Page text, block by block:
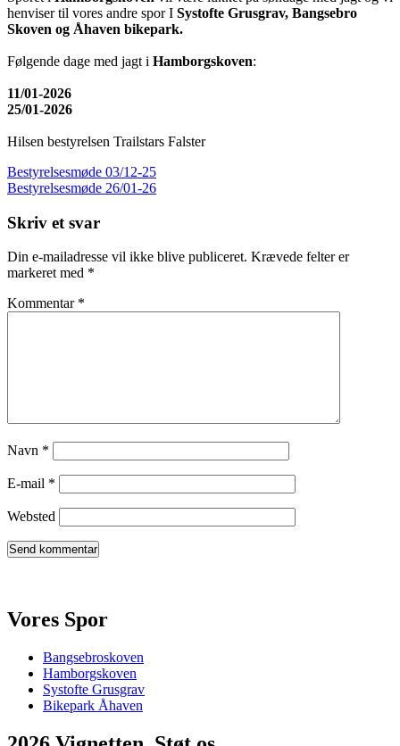
henviser til vores andre spor I Systofte Grusgrav, Bangsebro
Skoven og Åhaven bikepark.
Følgende dage med jagt i Hamborgskoven:
11/01-2026
25/01-2026
Hilsen bestyrelsen Trailstars Falster
Indlægsnavigation
Bestyrelsesmøde 03/12-25
Bestyrelsesmøde 26/01-26
Skriv et svar
Din e-mailadresse vil ikke blive publiceret. Krævede felter er
markeret med *
Kommentar *
Navn *
E-mail *
Websted
Vores Spor
Bangsebroskoven
Hamborgskoven
Systofte Grusgrav
Bikepark Åhaven